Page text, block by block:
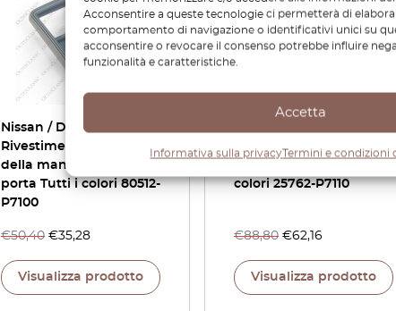
Acconsentire a queste tecnologie ci permetterà di
comportamento di navigazione o identificativi unici su
acconsentire o revocare il consenso potrebbe influire
funzionalità e caratteristiche.
Accetta
Informativa sulla privacyTermini e condizioni
Nissan / Datsun 280ZX
Rivestimento interno
della maniglia della
porta Tutti i colori 80512-
P7100
€50,40 €35,28
Visualizza prodotto
Interruttore alzacristalli
colori 25762-P7110
€88,80 €62,16
Visualizza prodotto